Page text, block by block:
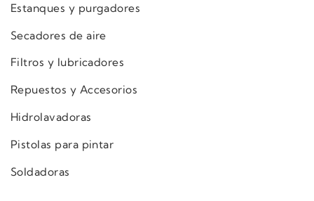
Estanques y purgadores
Secadores de aire
Filtros y lubricadores
Repuestos y Accesorios
Hidrolavadoras
Pistolas para pintar
Soldadoras